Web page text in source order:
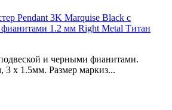
Pendant 3K Marquise Black с
1.2 мм Right Metal Титан
и черными фианитами.
3 х 1.5мм. Размер маркиз...